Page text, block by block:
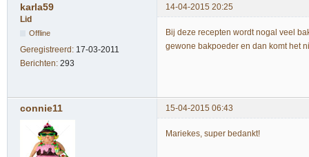
karla59
14-04-2015 20:25
Lid
Offline
Geregistreerd: 17-03-2011
Berichten: 293
Bij deze recepten wordt nogal veel
gewone bakpoeder en dan komt het
connie11 15-04-2015 06:43
Mariekes, super bedankt!